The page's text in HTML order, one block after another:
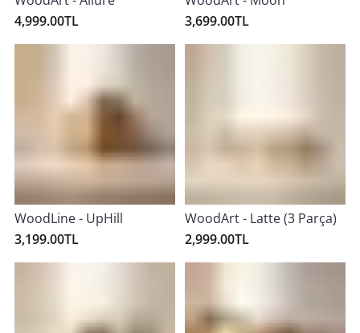
4,999.00TL
3,699.00TL
WoodLine - UpHill
3,199.00TL
WoodArt - Latte (3 Parça)
2,999.00TL